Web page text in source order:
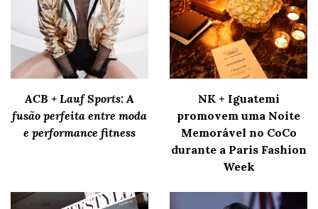
ACB + Lauf Sports: A
fusão perfeita entre moda
e performance fitness
NK + Iguatemi
promovem uma Noite
Memorável no CoCo
durante a Paris Fashion
Week